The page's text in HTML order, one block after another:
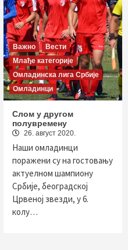
Важно
Вести
Млађе категорије
Омладинска лига Србије
Омладинци
Слом у другом
полувремену
26. август 2020.
Наши омладинци
поражени су на гостовању
актуелном шампиону
Србије, београдској
Црвеној звезди, у 6.
колу…